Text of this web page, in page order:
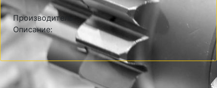
Производитель:
Описание: